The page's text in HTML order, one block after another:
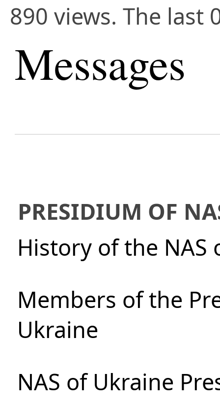
890 views. The last
Messages
PRESIDIUM OF
History of the NAS
Members of the
Ukraine
NAS of Ukraine